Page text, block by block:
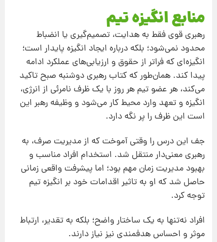
منابع انگیزه تیم
رهبری قوی فقط به هدایت، تصمیم‌گیری یا انضباط
محدود نمی‌شود؛ بلکه درباره ایجاد انگیزه پایدار است؛
انگیزه‌ای که فراتر از حقوق و ارزیابی‌های عملکرد ادامه
پیدا کند. همان‌طور که کتاب رهبری دوشنبه صبح تاکید
می‌کند، هر عضو تیم هر روز با یک ظرف نامرئی از انرژی،
انگیزه و تعهد وارد محیط کار می‌شود و وظیفه رهبر این
است این ظرف را پر نگه دارد.
جف این درس را وقتی آموخت که از مدیریت صرف، به
رهبری معنی‌دار منتقل شد. استخدام افراد مناسب و
بهبود مدیریت زمان مهم بود؛ اما پیشرفت واقعی زمانی
حاصل شد که او به تاثیر اقدامات خود بر انگیزه تیم
توجه کرد.
افراد نه‌تنها به یک ساختار واضح؛ بلکه به تقدیر، ارتباط
موثر و احساس هدفمندی نیز نیاز دارند.